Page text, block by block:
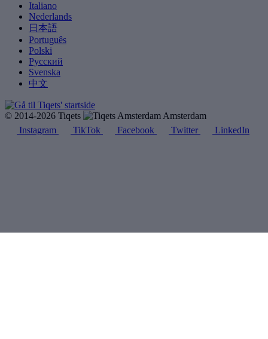
Italiano
Nederlands
日本語
Português
Polski
Русский
Svenska
中文
© 2014-2026 Tiqets
Amsterdam
Instagram
TikTok Facebook Twitter LinkedIn